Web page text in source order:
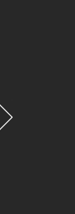
der Ausführung Leder
Hellgrau. Ein
mit dem Hocker, auch in